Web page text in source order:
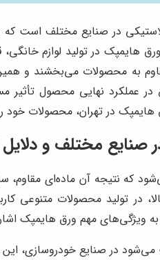
در صنایع مختلف است
هایمپک در تولید لوازم
به محصولات می‌بخشند و
عملکرد نهایی محصول تأثیر
در تهران، محصولات خود
صنایع مختلف و
در تولید محصولات متنوعی
به ویژگی‌های مهم ورق هایمپک
در صنایع خودروسازی، این